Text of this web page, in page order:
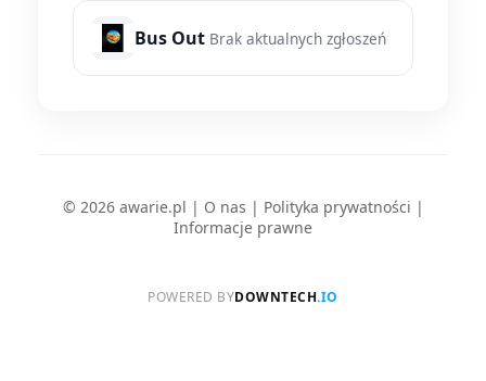
Bus Out Brak aktualnych zgłoszeń
© 2026 awarie.pl | O nas | Polityka prywatności |
Informacje prawne
POWERED BYDOWNTECH.IO